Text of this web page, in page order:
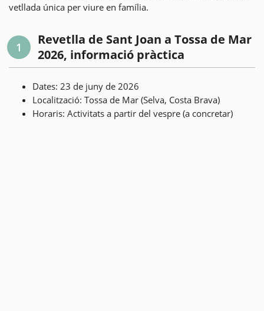
vetllada única per viure en família.
1
Revetlla de Sant Joan a Tossa de Mar
2026, informació pràctica
Dates: 23 de juny de 2026
Localització: Tossa de Mar (Selva, Costa Brava)
Horaris: Activitats a partir del vespre (a concretar)